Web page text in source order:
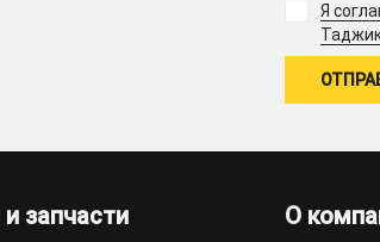
Я
запчасти О